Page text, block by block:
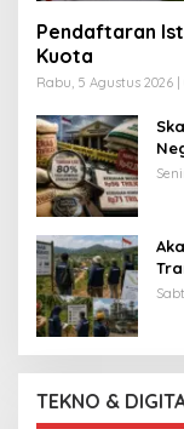
Pendaftaran
Kuota
Rabu, 5 Agustus 2026 |
TEKNO &